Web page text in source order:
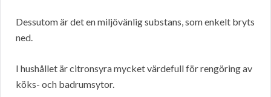
Dessutom är det en miljövänlig substans, som enkelt bryts
ned.
I hushållet är citronsyra mycket värdefull för rengöring av
köks- och badrumsytor.